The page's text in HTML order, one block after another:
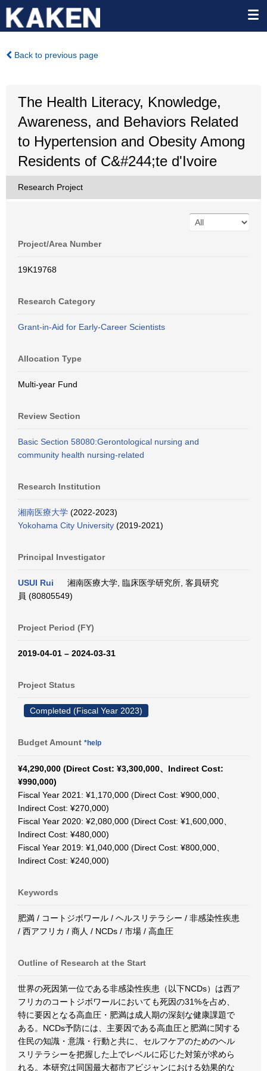
Back to previous page
The Health Literacy, Knowledge,
Awareness, and Behaviors Related
to Hypertension and Obesity Among
Residents of C&#244;te d'Ivoire
Research Project
Project/Area Number
19K19768
Research Category
Grant-in-Aid for Early-Career Scientists
Allocation Type
Multi-year Fund
Review Section
Basic Section 58080:Gerontological nursing and
community health nursing-related
Research Institution
湘南医療大学 (2022-2023)
Yokohama City University (2019-2021)
Principal Investigator
USUI Rui
湘南医療大学, 臨床医学研究所, 客員研究
員 (80805549)
Project Period (FY)
2019-04-01 – 2024-03-31
Project Status
Completed (Fiscal Year 2023)
Budget Amount *help
¥4,290,000 (Direct Cost: ¥3,300,000、Indirect Cost:
¥990,000)
Fiscal Year 2021: ¥1,170,000 (Direct Cost: ¥900,000、
Indirect Cost: ¥270,000)
Fiscal Year 2020: ¥2,080,000 (Direct Cost: ¥1,600,000、
Indirect Cost: ¥480,000)
Fiscal Year 2019: ¥1,040,000 (Direct Cost: ¥800,000、
Indirect Cost: ¥240,000)
Keywords
肥満 / コートジボワール / ヘルスリテラシー / 非感染性疾患
/ 西アフリカ / 商人 / NCDs / 市場 / 高血圧
Outline of Research at the Start
世界の死因第一位である非感染性疾患（以下NCDs）は西ア
フリカのコートジボワールにおいても死因の31%を占め、
特に要因となる高血圧・肥満は成人期の深刻な健康課題で
ある。NCDs予防には、主要因である高血圧と肥満に関する
住民の知識・意識・行動と共に、セルフケアのためのヘル
スリテラシーを把握した上でレベルに応じた対策が求めら
れる。本研究は同国最大都市アビジャンにおける効果的な